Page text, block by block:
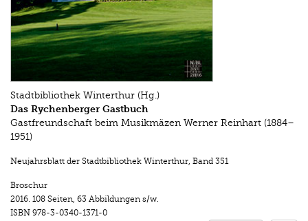
Stadtbibliothek Winterthur (Hg.)
Das Rychenberger Gastbuch
Gastfreundschaft beim Musikmäzen Werner Reinhart (1884–
1951)
Neujahrsblatt der Stadtbibliothek Winterthur, Band 351
Broschur
2016. 108 Seiten, 63 Abbildungen s/w.
ISBN 978-3-0340-1371-0